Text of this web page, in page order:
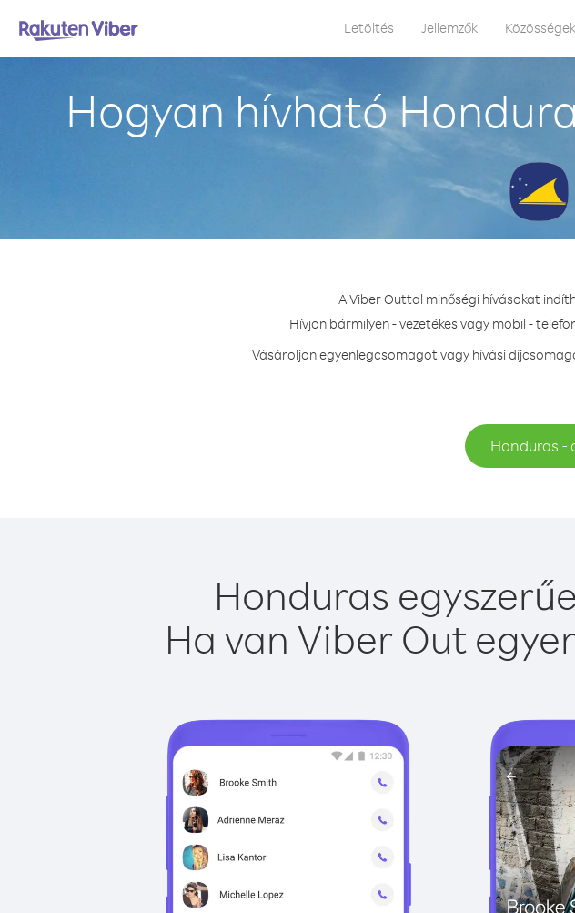
Letöltés Jellemzők Közösségek
Hogyan hívható
A Viber Outtal minőségi hívásokat
Hívjon bármilyen - vezetékes vagy mobil -
Vásároljon egyenlegcsomagot vagy hívási
Honduras -
Honduras
Ha van Viber Out